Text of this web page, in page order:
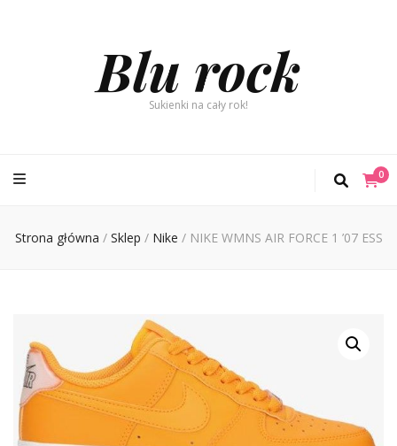
Blu rock
Sukienki na cały rok!
0
Strona główna / Sklep / Nike / NIKE WMNS AIR FORCE 1 ’07 ESS